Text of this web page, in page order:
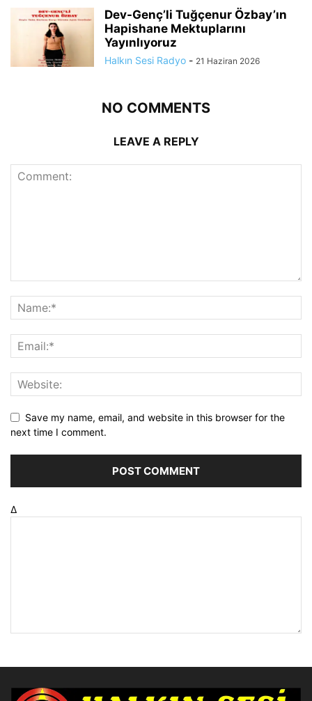
Dev-Genç’li Tuğçenur Özbay’ın
Hapishane Mektuplarını
Yayınlıyoruz
Halkın Sesi Radyo - 21 Haziran 2026
NO COMMENTS
LEAVE A REPLY
Save my name, email, and website in this browser for the
next time I comment.
Δ